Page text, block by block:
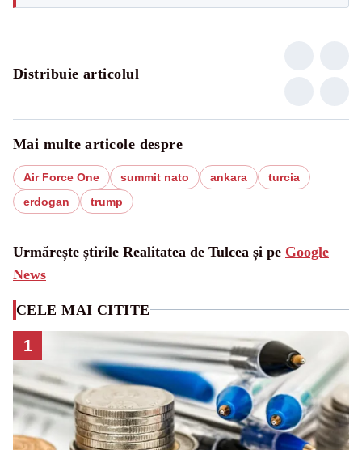
Distribuie articolul
Mai multe articole despre
Air Force One summit nato ankara
turcia
erdogan
trump
Urmărește știrile Realitatea de Tulcea și pe Google
News
CELE MAI CITITE
1